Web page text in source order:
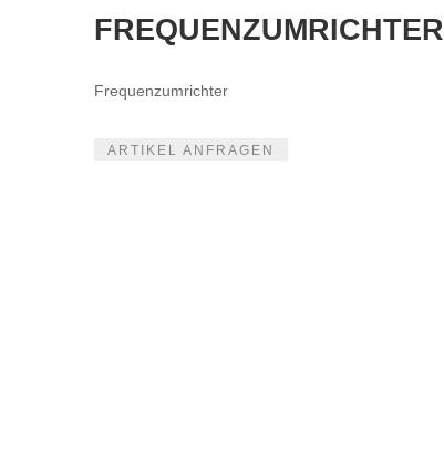
FREQUENZUMRICHTER
Frequenzumrichter
ARTIKEL ANFRAGEN